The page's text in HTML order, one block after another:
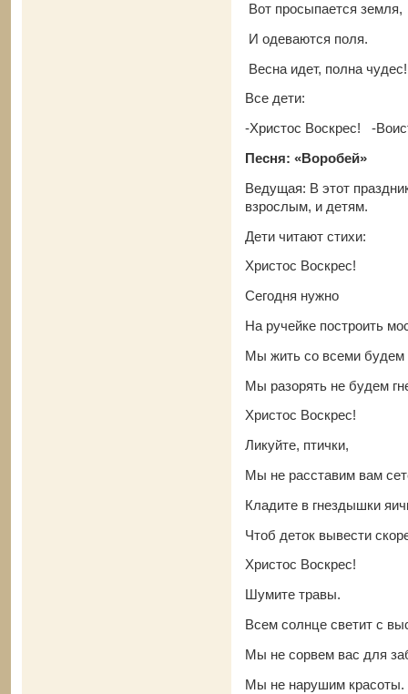
Вот просыпается земля,
И одеваются поля.
Весна идет, полна чудес!
Все дети:
-Христос Воскрес! -
Песня: «Воробей»
Ведущая: В этот
взрослым, и детям.
Дети читают стихи:
Христос Воскрес!
Сегодня нужно
На ручейке построить
Мы жить со всеми будем
Мы разорять не будем
Христос Воскрес!
Ликуйте, птички,
Мы не расставим вам
Кладите в гнездышки
Чтоб деток вывести
Христос Воскрес!
Шумите травы.
Всем солнце светит с
Мы не сорвем вас для
Мы не нарушим красоты.